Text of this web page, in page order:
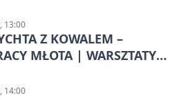
13:00
Z KOWALEM –
MŁOTA | WARSZTATY
14:00